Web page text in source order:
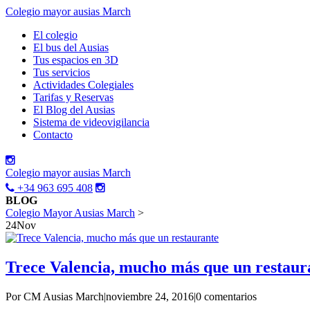
Colegio mayor ausias March
El colegio
El bus del Ausias
Tus espacios en 3D
Tus servicios
Actividades Colegiales
Tarifas y Reservas
El Blog del Ausias
Sistema de videovigilancia
Contacto
Colegio mayor ausias March
+34 963 695 408
BLOG
Colegio Mayor Ausias March >
24Nov
Trece Valencia, mucho más que un
Por CM Ausias March|noviembre 24, 2016|0 comentarios